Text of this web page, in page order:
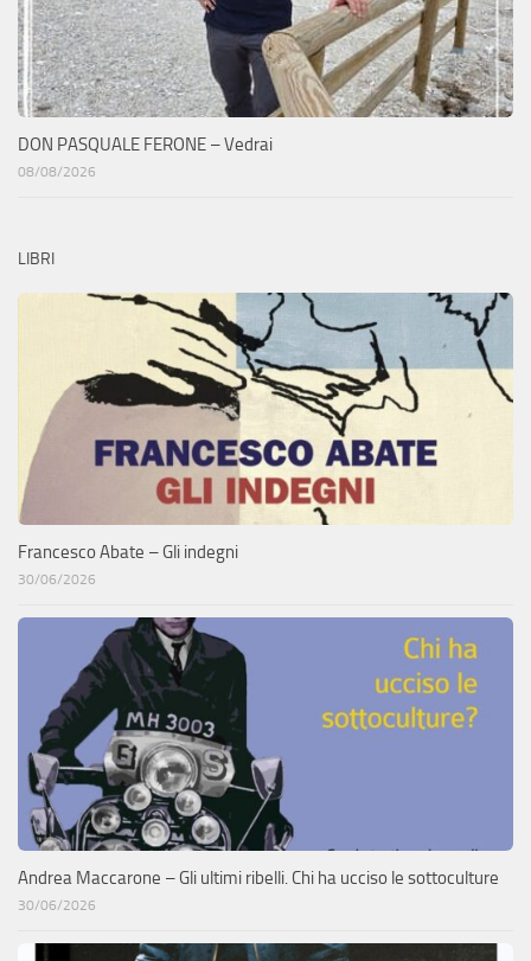
DON PASQUALE FERONE – Vedrai
08/08/2026
LIBRI
Francesco Abate – Gli indegni
30/06/2026
Andrea Maccarone – Gli ultimi ribelli. Chi ha ucciso le sottoculture
30/06/2026